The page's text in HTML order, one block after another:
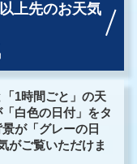
上先のお天気
1時間ごと」の天
白色の日付」をタ
が「グレーの日
がご覧いただけま